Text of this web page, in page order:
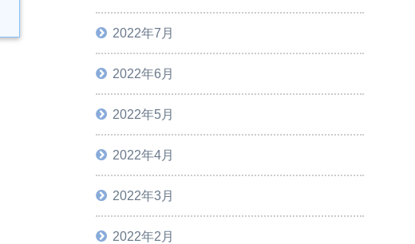
2022年7月
2022年6月
2022年5月
2022年4月
2022年3月
2022年2月